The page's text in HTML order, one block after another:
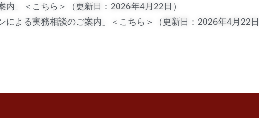
内」＜こちら＞（更新日：2026年4月22日）
による実務相談のご案内」＜こちら＞（更新日：2026年4月22日